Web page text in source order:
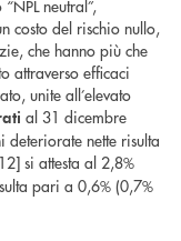
neutral”,
costo del rischio nullo,
che hanno più che
attraverso efficaci
unite all’elevato
al 31 dicembre
deteriorate nette risulta
si attesta al 2,8%
pari a 0,6% (0,7%